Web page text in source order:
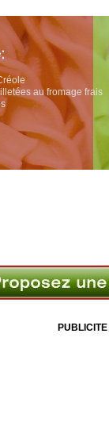
au fromage frais
PUBLICITE